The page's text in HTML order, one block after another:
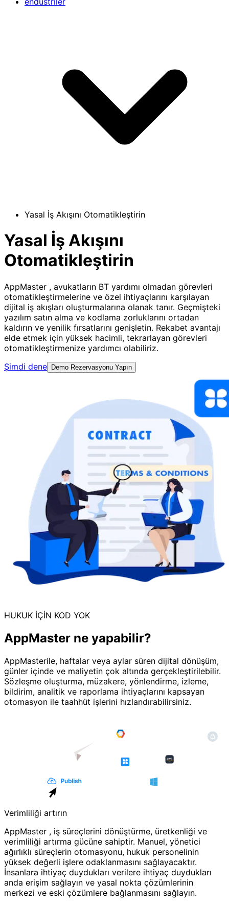
Yasal İş Akışını Otomatikleştirin
Yasal İş Akışını
Otomatikleştirin
AppMaster , avukatların BT yardımı olmadan görevleri
otomatikleştirmelerine ve özel ihtiyaçlarını karşılayan
dijital iş akışları oluşturmalarına olanak tanır. Geçmişteki
yazılım satın alma ve kodlama zorluklarını ortadan
kaldırın ve yenilik fırsatlarını genişletin. Rekabet avantajı
elde etmek için yüksek hacimli, tekrarlayan görevleri
otomatikleştirmenize yardımcı olabiliriz.
Şimdi dene
Demo Rezervasyonu Yapın
HUKUK İÇİN KOD YOK
AppMaster ne yapabilir?
AppMasterile, haftalar veya aylar süren dijital dönüşüm,
günler içinde ve maliyetin çok altında gerçekleştirilebilir.
Sözleşme oluşturma, müzakere, yönlendirme, izleme,
bildirim, analitik ve raporlama ihtiyaçlarını kapsayan
otomasyon ile taahhüt işlerini hızlandırabilirsiniz.
Verimliliği artırın
AppMaster , iş süreçlerini dönüştürme, üretkenliği ve
verimliliği artırma gücüne sahiptir. Manuel, yönetici
ağırlıklı süreçlerin otomasyonu, hukuk personelinin
yüksek değerli işlere odaklanmasını sağlayacaktır.
İnsanlara ihtiyaç duydukları verilere ihtiyaç duydukları
anda erişim sağlayın ve yasal nokta çözümlerinin
merkezi ve eski çözümlere bağlanmasını sağlayın.